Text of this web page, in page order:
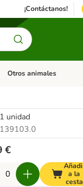
¡Contáctanos!
Roedores y +
Menú de categoria
Otros animales
1 unidad
139103.0
€
a la
cesta